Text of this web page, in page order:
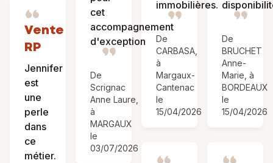
Vente
RP
Jennifer
est
une
perle
dans
ce
métier.
cet
accompagnement
d'exception
De
Scrignac
Anne Laure,
à
MARGAUX
le
03/07/2026
immobilières.
De
CARBASA,
à
Margaux-
Cantenac
le
15/04/2026
De
BRUCHET
Anne-
Marie, à
BORDEAUX
le
15/04/2026